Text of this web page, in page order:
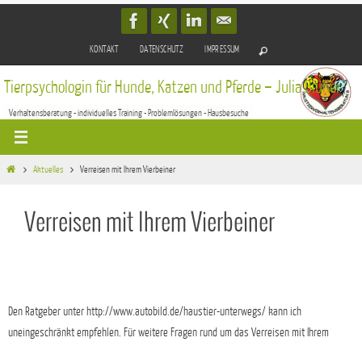
KONTAKT DATENSCHUTZ IMPRESSUM
Tierpsychologin für Hunde, Katzen und Pferde – Julia Blüher
Verhaltensberatung - individuelles Training - Problemlösungen - Hausbesuche
Start Aktuelles Verreisen mit Ihrem Vierbeiner
Verreisen mit Ihrem Vierbeiner
Den Ratgeber unter http://www.autobild.de/haustier-unterwegs/ kann ich
uneingeschränkt empfehlen. Für weitere Fragen rund um das Verreisen mit Ihrem